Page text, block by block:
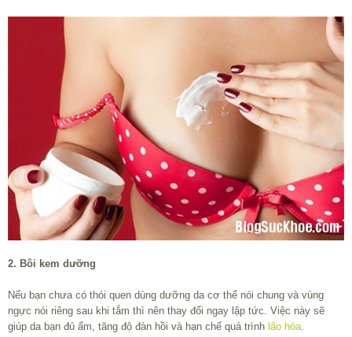
2. Bôi kem dưỡng
Nếu bạn chưa có thói quen dùng dưỡng da cơ thể nói chung và vùng
ngực nói riêng sau khi tắm thì nên thay đổi ngay lập tức. Việc này sẽ
giúp da bạn đủ ẩm, tăng độ đàn hồi và hạn chế quá trình lão hóa.